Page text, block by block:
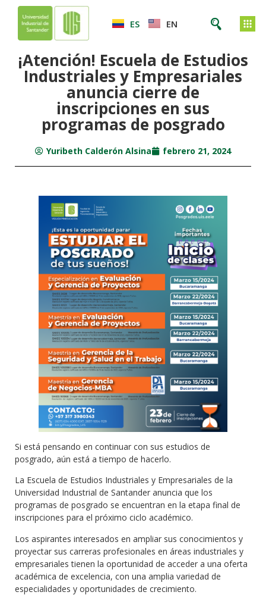
ES EN
¡Atención! Escuela de Estudios
Industriales y Empresariales
anuncia cierre de
inscripciones en sus
programas de posgrado
Yuribeth Calderón Alsina febrero 21, 2024
Si está pensando en continuar con sus estudios de
posgrado, aún está a tiempo de hacerlo.
La Escuela de Estudios Industriales y Empresariales de la
Universidad Industrial de Santander anuncia que los
programas de posgrado se encuentran en la etapa final de
inscripciones para el próximo ciclo académico.
Los aspirantes interesados en ampliar sus conocimientos y
proyectar sus carreras profesionales en áreas industriales y
empresariales tienen la oportunidad de acceder a una oferta
académica de excelencia, con una amplia variedad de
especialidades y oportunidades de crecimiento.